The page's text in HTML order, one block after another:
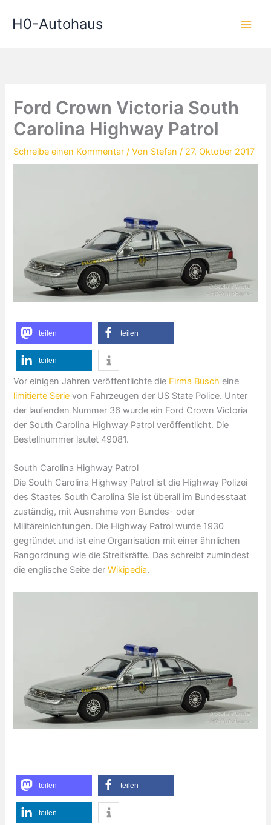
InhaltH0-Autohaus
Ford Crown Victoria South
Carolina Highway Patrol
Schreibe einen Kommentar / Von Stefan/ 27. Oktober 2017
teilen teilen
teilen
Vor einigen Jahren veröffentlichte die Firma Busch eine
limitierte Serie von Fahrzeugen der US State Police. Unter
der laufenden Nummer 36 wurde ein Ford Crown Victoria
der South Carolina Highway Patrol veröffentlicht. Die
Bestellnummer lautet 49081.
South Carolina Highway Patrol
Die South Carolina Highway Patrol ist die Highway Polizei
des Staates South Carolina Sie ist überall im Bundesstaat
zuständig, mit Ausnahme von Bundes- oder
Militäreinichtungen. Die Highway Patrol wurde 1930
gegründet und ist eine Organisation mit einer ähnlichen
Rangordnung wie die Streitkräfte. Das schreibt zumindest
die englische Seite derWikipedia.
teilen teilen
teilen